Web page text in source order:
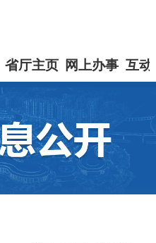
省厅主页 网上办事 互动